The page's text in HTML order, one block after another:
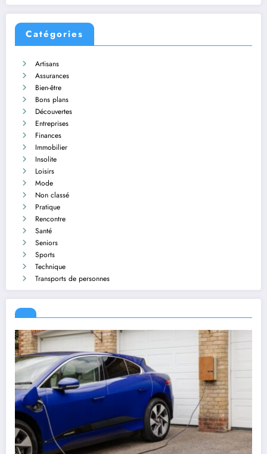
Catégories
Artisans
Assurances
Bien-être
Bons plans
Découvertes
Entreprises
Finances
Immobilier
Insolite
Loisirs
Mode
Non classé
Pratique
Rencontre
Santé
Seniors
Sports
Technique
Transports de personnes